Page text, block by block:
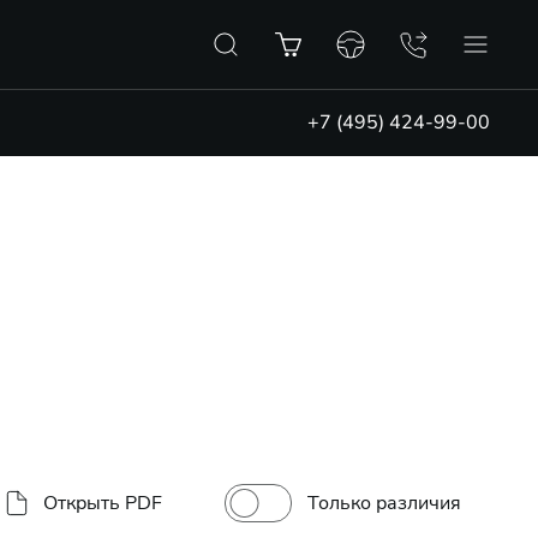
+7 (495) 424-99-00
Открыть PDF Только различия